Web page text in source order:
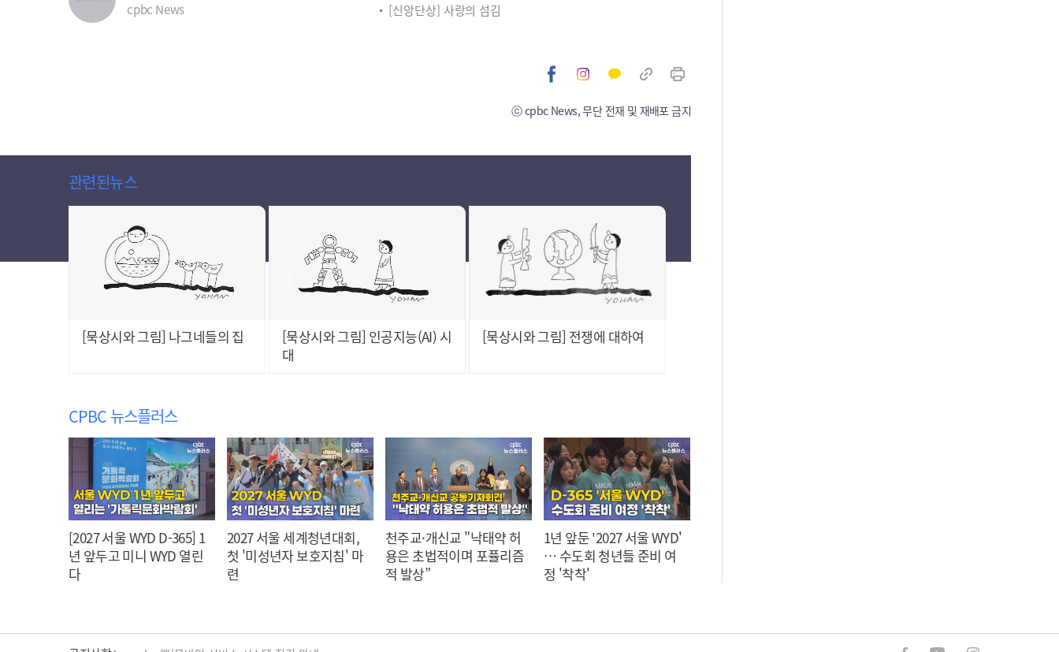
cpbc News
[신앙단상] 사랑의 섬김
ⓒ cpbc News, 무단 전재 및 재배포 금지
관련된뉴스
[묵상시와 그림] 나그네들의 집
[묵상시와 그림] 인공지능(AI) 시
대
[묵상시와 그림] 전쟁에 대하여
CPBC 뉴스플러스
[2027 서울 WYD D-365] 1
년 앞두고 미니 WYD 열린
다
2027 서울 세계청년대회,
첫 '미성년자 보호지침' 마
련
천주교·개신교 "낙태약 허
용은 초법적이며 포퓰리즘
적 발상”
1년 앞둔 '2027 서울 WYD'
… 수도회 청년들 준비 여
정 '착착'